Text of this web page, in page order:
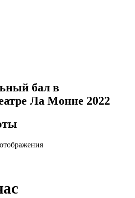
бал в
Ла Монне 2022